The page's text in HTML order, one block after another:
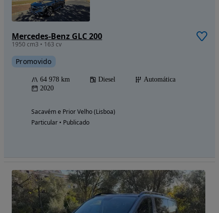
Mercedes-Benz GLC 200
1950 cm3 • 163 cv
Promovido
64 978 km Diesel
Automática
2020
Sacavém e Prior Velho (Lisboa)
Particular • Publicado